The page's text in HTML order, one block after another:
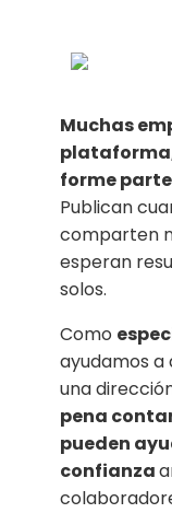
Muchas
forme
Publican
comparten
esperan
solos.
Como
ayudamos a
una
pena
pueden
confianza